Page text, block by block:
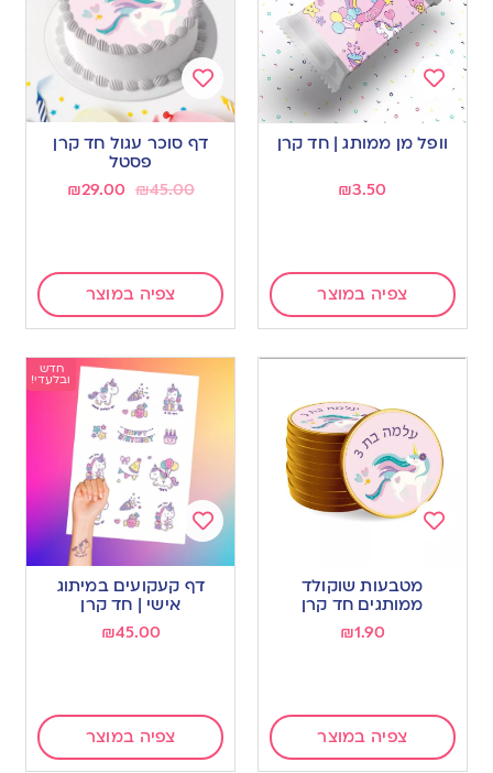
Add
to
wishlist
וופל מן ממותג | חד קרן
₪3.50
צפיה במוצר
Add
to
wishlist
דף סוכר עגול חד קרן
פסטל
₪45.00
₪29.00
צפיה במוצר
wishlist
מטבעות שוקולד
ממותגים חד קרן
₪1.90
צפיה במוצר
חדש
ובלעדי!
Add
wishlist
דף קעקועים במיתוג
אישי | חד קרן
₪45.00
צפיה במוצר